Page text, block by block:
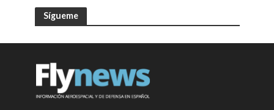
Sígueme